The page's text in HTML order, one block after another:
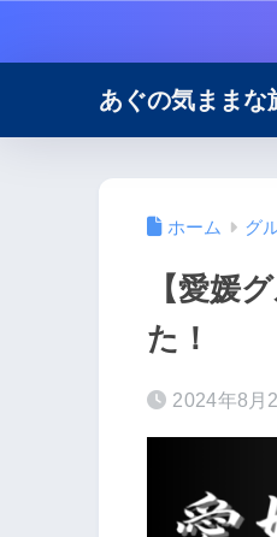
あぐの気ままな
ホーム グ
【愛媛
た！
2024年8月